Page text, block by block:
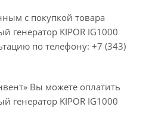
с покупкой товара
генератор KIPOR IG1000
по телефону: +7 (343)
Вы можете оплатить
генератор KIPOR IG1000